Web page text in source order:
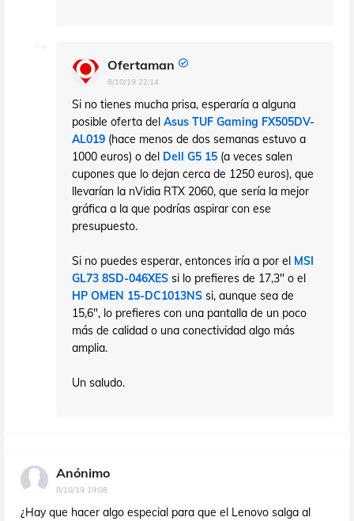
Ofertaman
8/10/19 22:14
Si no tienes mucha prisa, esperaría a alguna
posible oferta del Asus TUF Gaming FX505DV-
AL019 (hace menos de dos semanas estuvo a
1000 euros) o del Dell G5 15 (a veces salen
cupones que lo dejan cerca de 1250 euros), que
llevarían la nVidia RTX 2060, que sería la mejor
gráfica a la que podrías aspirar con ese
presupuesto.
Si no puedes esperar, entonces iría a por el MSI
GL73 8SD-046XES si lo prefieres de 17,3" o el
HP OMEN 15-DC1013NS si, aunque sea de
15,6", lo prefieres con una pantalla de un poco
más de calidad o una conectividad algo más
amplia.
Un saludo.
Anónimo
8/10/19 19:08
¿Hay que hacer algo especial para que el Lenovo salga al